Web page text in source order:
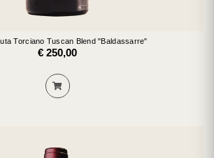
Torciano Tuscan Blend "Baldassarre"
€ 250,00